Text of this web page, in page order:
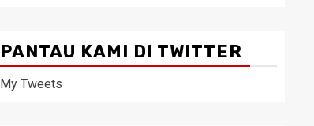
PANTAU KAMI DI TWITTER
My Tweets